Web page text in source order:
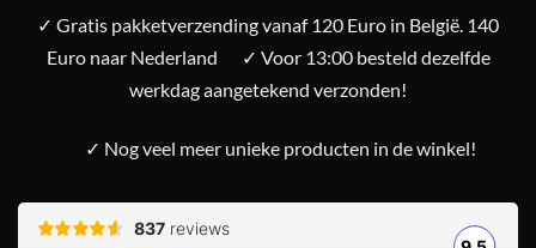
✓ Gratis pakketverzending vanaf 120 Euro in België. 140
Euro naar Nederland
✓ Voor 13:00 besteld dezelfde
werkdag aangetekend verzonden!
✓ Nog veel meer unieke producten in de winkel!